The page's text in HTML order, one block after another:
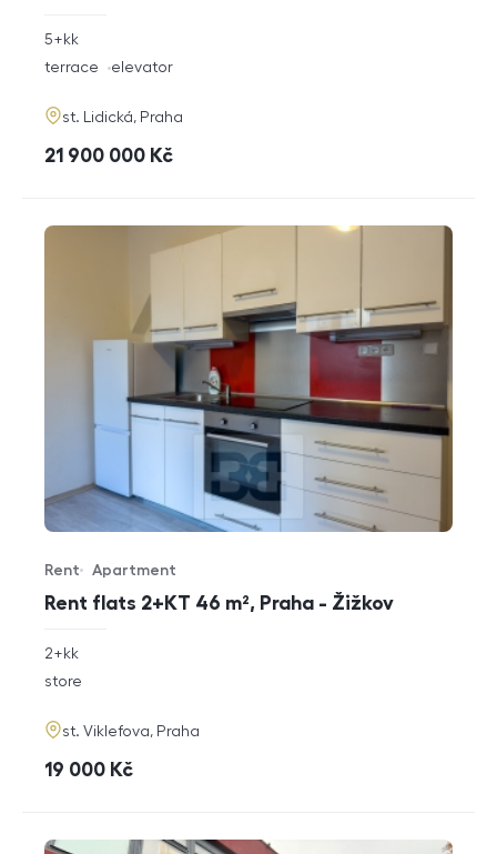
rozměry
disposition
5+kk
funkce
terrace elevator
adresa
st. Lidická, Praha
cena
21 900 000 Kč
Rent flats 2+KT 46 m², Praha - Žižkov
Offer type
Rent
Property type
Apartment
rozměry
disposition
2+kk
funkce
store
adresa
st. Viklefova, Praha
cena
19 000 Kč